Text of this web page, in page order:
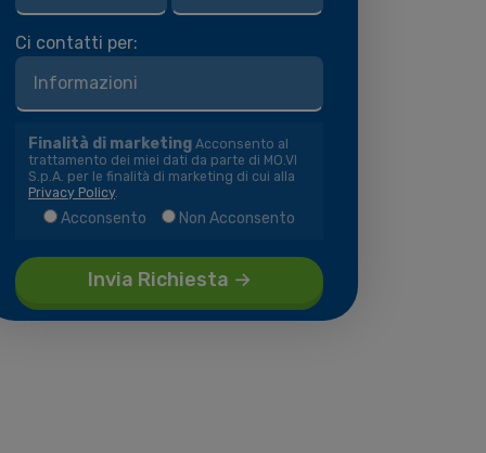
Ci contatti per:
Finalità di marketing Acconsento al
trattamento dei miei dati da parte di MO.VI
S.p.A. per le finalità di marketing di cui alla
Privacy Policy.
Acconsento Non Acconsento